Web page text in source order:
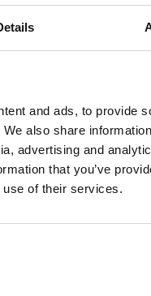
and ads, to provide
also share
advertising and
that you’ve
use of their services.
i
zapewnić, że
są potrzebne.